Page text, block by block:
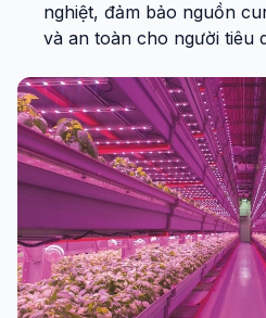
nghiệt, đảm bảo nguồn
và an toàn cho người tiêu